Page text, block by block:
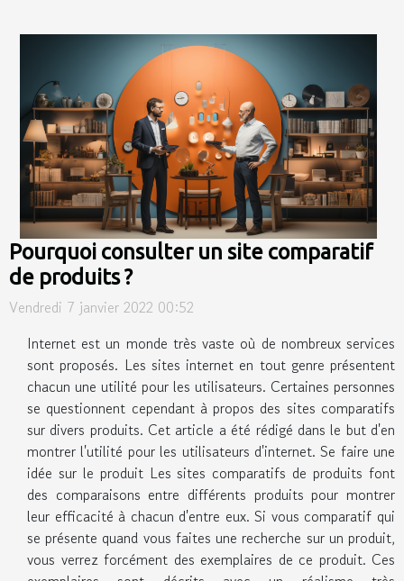
Pourquoi consulter un site comparatif
de produits ?
Vendredi 7 janvier 2022 00:52
Internet est un monde très vaste où de nombreux services
sont proposés. Les sites internet en tout genre présentent
chacun une utilité pour les utilisateurs. Certaines personnes
se questionnent cependant à propos des sites comparatifs
sur divers produits. Cet article a été rédigé dans le but d'en
montrer l'utilité pour les utilisateurs d'internet. Se faire une
idée sur le produit Les sites comparatifs de produits font
des comparaisons entre différents produits pour montrer
leur efficacité à chacun d'entre eux. Si vous comparatif qui
se présente quand vous faites une recherche sur un produit,
vous verrez forcément des exemplaires de ce produit. Ces